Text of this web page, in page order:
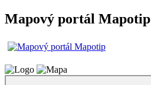
Mapový portál Mapotip